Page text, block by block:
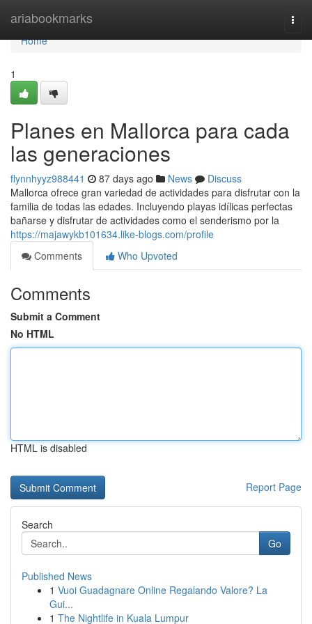
ariabookmarks
Home
Home
1
Planes en Mallorca para cada
las generaciones
flynnhyyz988441 87 days ago News
Discuss
Mallorca ofrece gran variedad de actividades para disfrutar con la
familia de todas las edades. Incluyendo playas idílicas perfectas
bañarse y disfrutar de actividades como el senderismo por la
https://majawykb101634.like-blogs.com/profile
Comments
Who Upvoted
Comments
Submit a Comment
No HTML
HTML is disabled
Report Page
Search
Go
Published News
1 Vuoi Guadagnare Online Regalando Valore? La
Gui...
1 The Nightlife in Kuala Lumpur